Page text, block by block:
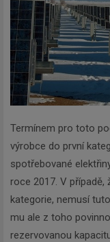
Termínem pro toto
výrobce do první
spotřebované
roce 2017. V
kategorie, nemusí
mu ale z toho
rezervovanou